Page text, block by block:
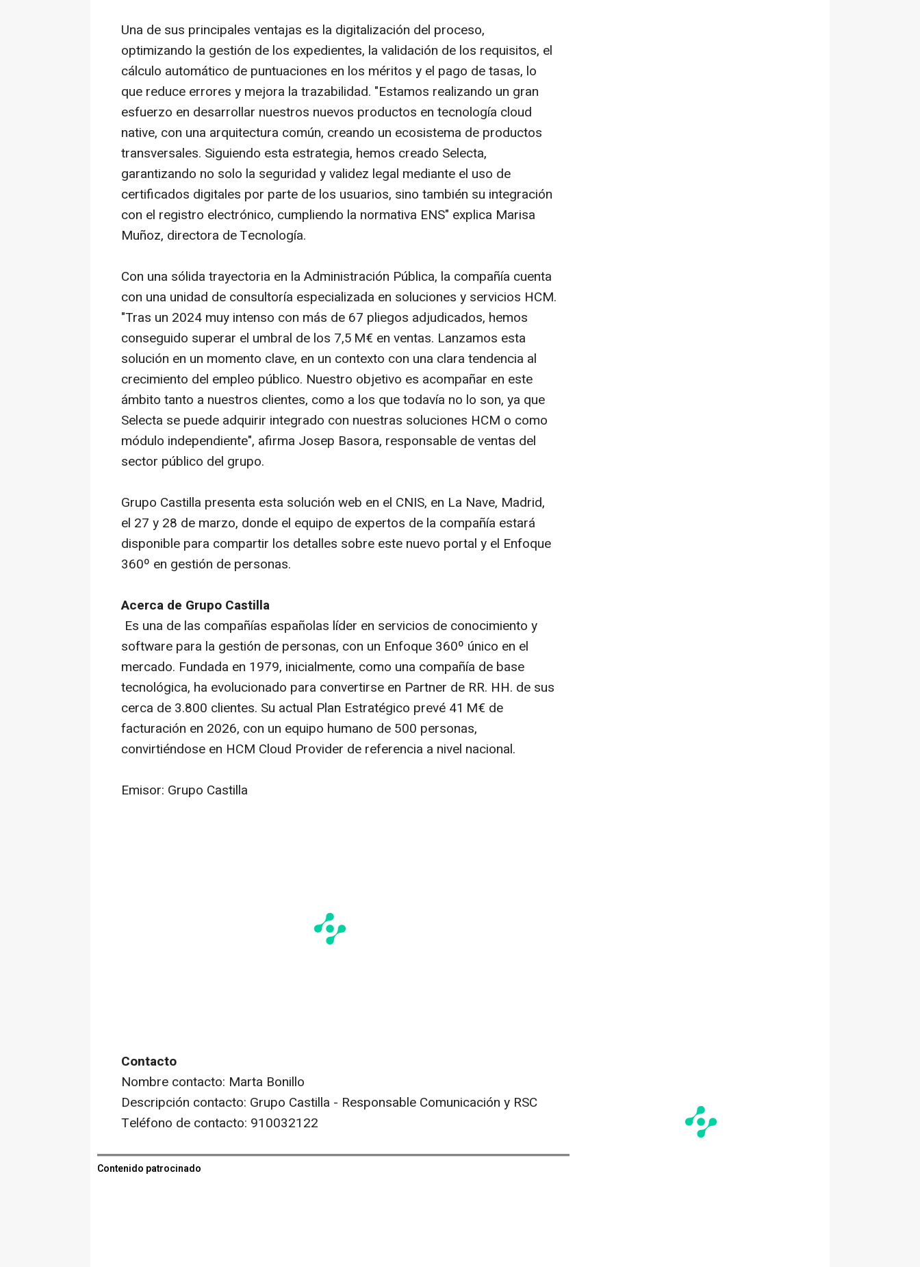
Una de sus principales ventajas es la digitalización del proceso,
optimizando la gestión de los expedientes, la validación de los requisitos, el
cálculo automático de puntuaciones en los méritos y el pago de tasas, lo
que reduce errores y mejora la trazabilidad. "Estamos realizando un gran
esfuerzo en desarrollar nuestros nuevos productos en tecnología cloud
native, con una arquitectura común, creando un ecosistema de productos
transversales. Siguiendo esta estrategia, hemos creado Selecta,
garantizando no solo la seguridad y validez legal mediante el uso de
certificados digitales por parte de los usuarios, sino también su integración
con el registro electrónico, cumpliendo la normativa ENS" explica Marisa
Muñoz, directora de Tecnología.
Con una sólida trayectoria en la Administración Pública, la compañía cuenta
con una unidad de consultoría especializada en soluciones y servicios HCM.
"Tras un 2024 muy intenso con más de 67 pliegos adjudicados, hemos
conseguido superar el umbral de los 7,5 M€ en ventas. Lanzamos esta
solución en un momento clave, en un contexto con una clara tendencia al
crecimiento del empleo público. Nuestro objetivo es acompañar en este
ámbito tanto a nuestros clientes, como a los que todavía no lo son, ya que
Selecta se puede adquirir integrado con nuestras soluciones HCM o como
módulo independiente", afirma Josep Basora, responsable de ventas del
sector público del grupo.
Grupo Castilla presenta esta solución web en el CNIS, en La Nave, Madrid,
el 27 y 28 de marzo, donde el equipo de expertos de la compañía estará
disponible para compartir los detalles sobre este nuevo portal y el Enfoque
360º en gestión de personas.
Acerca de Grupo Castilla
Es una de las compañías españolas líder en servicios de conocimiento y
software para la gestión de personas, con un Enfoque 360º único en el
mercado. Fundada en 1979, inicialmente, como una compañía de base
tecnológica, ha evolucionado para convertirse en Partner de RR. HH. de sus
cerca de 3.800 clientes. Su actual Plan Estratégico prevé 41 M€ de
facturación en 2026, con un equipo humano de 500 personas,
convirtiéndose en HCM Cloud Provider de referencia a nivel nacional.
Emisor: Grupo Castilla
Contacto
Nombre contacto: Marta Bonillo
Descripción contacto: Grupo Castilla - Responsable Comunicación y RSC
Teléfono de contacto: 910032122
Contenido patrocinado